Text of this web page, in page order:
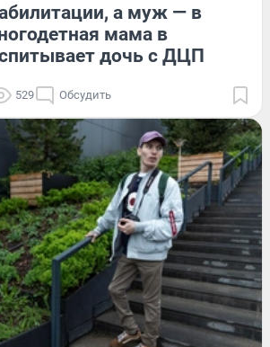
а муж — в
мама в
дочь с ДЦП
529 Обсудить